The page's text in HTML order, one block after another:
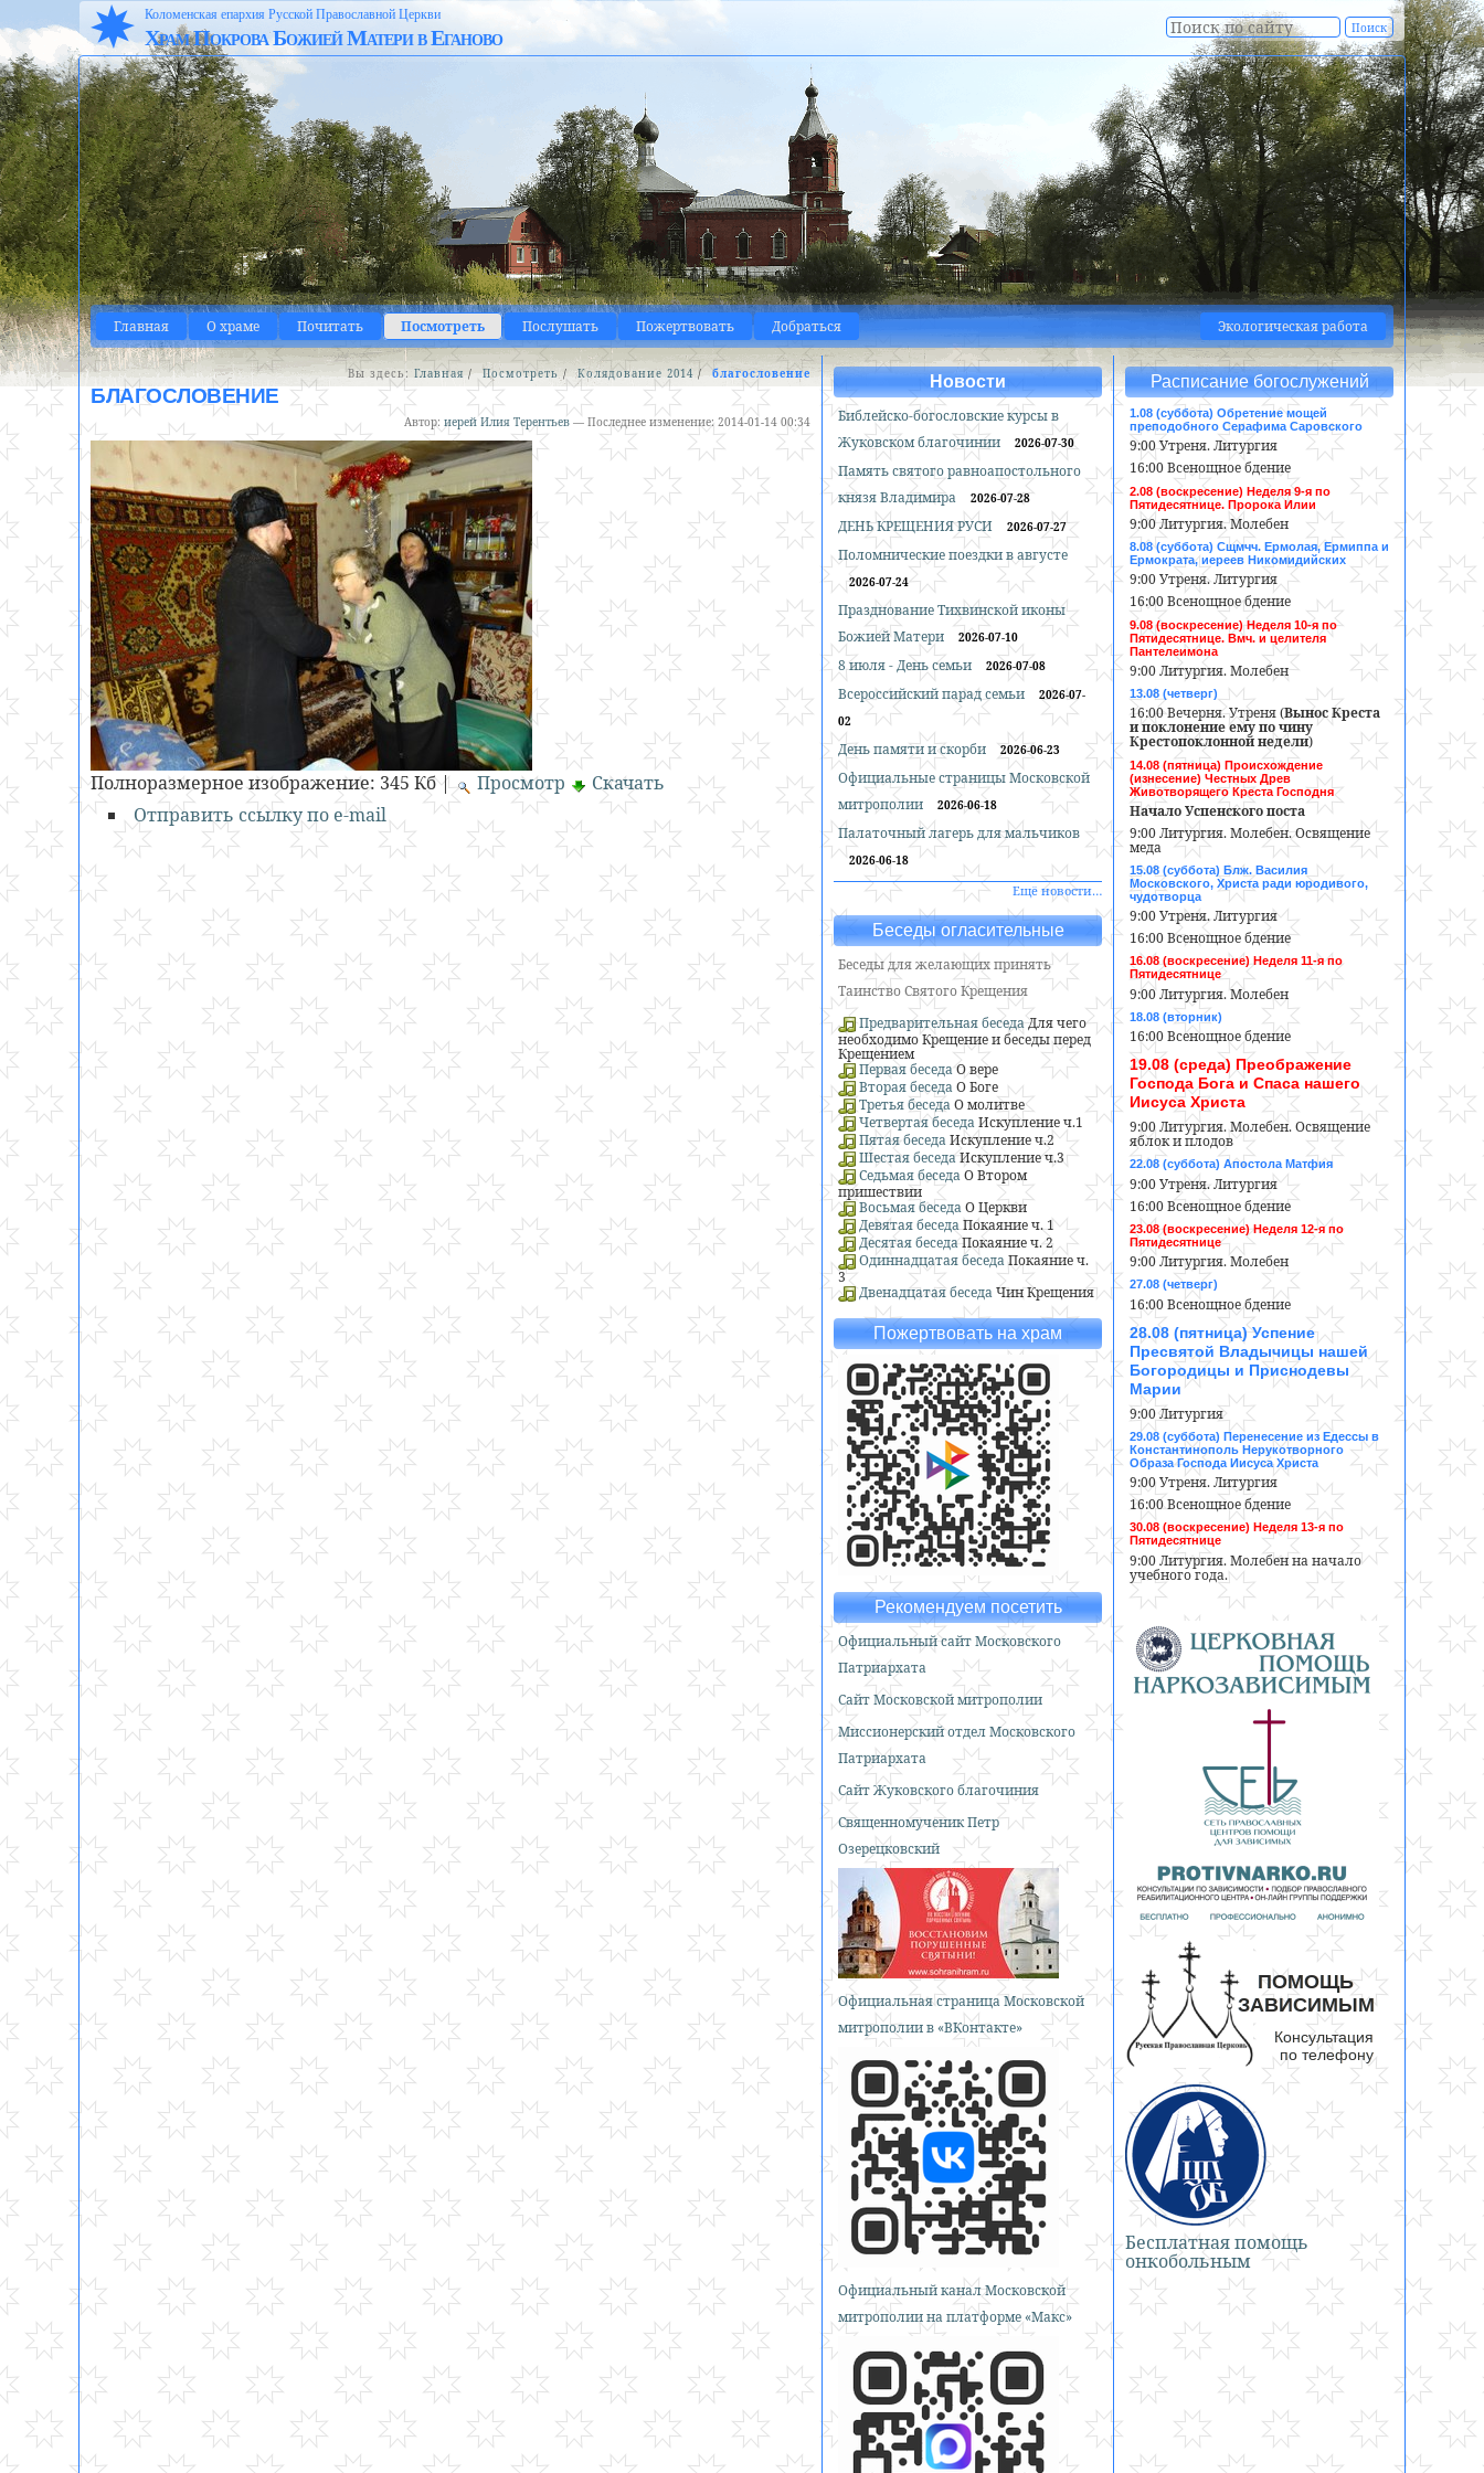
Коломенская епархия Русской Православной Церкви
Храм Покрова Божией Матери в Еганово
Главная О храме Почитать Посмотреть Послушать Пожертвовать Добраться Экологическая работа
Вы здесь: Главная / Посмотреть /Колядование 2014 /благословение
БЛАГОСЛОВЕНИЕ
Автор: иерей Илия Терентьев — Последнее изменение: 2014-01-14 00:34
Полноразмерное изображение: 345 Кб| Просмотр
Скачать
Отправить ссылку по e-mail
Новости
Библейско-богословские курсы в
Жуковском благочинии
2026-07-30
Память святого равноапостольного
князя Владимира
2026-07-28
ДЕНЬ КРЕЩЕНИЯ РУСИ 2026-07-27
Поломнические поездки в августе
2026-07-24
Празднование Тихвинской иконы
Божией Матери
2026-07-10
8 июля - День семьи 2026-07-08
Всероссийский парад семьи
2026-07-
02
День памяти и скорби 2026-06-23
Официальные страницы Московской
митрополии
2026-06-18
Палаточный лагерь для мальчиков
2026-06-18
Ещё новости…
Беседы огласительные
Беседы для желающих принять
Таинство Святого Крещения
Предварительная беседаДля чего
необходимо Крещение и беседы перед
Крещением
Первая беседа О вере
Вторая беседа О Боге
Третья беседа О молитве
Четвертая беседа Искупление ч.1
Пятая беседа Искупление ч.2
Шестая беседаИскупление ч.3
Седьмая беседа О Втором
пришествии
Восьмая беседа О Церкви
Девятая беседаПокаяние ч. 1
Десятая беседаПокаяние ч. 2
Одиннадцатая беседа Покаяние ч.
3
Двенадцатая беседа Чин Крещения
Пожертвовать на храм
Рекомендуем посетить
Официальный сайт Московского
Патриархата
Сайт Московской митрополии
Миссионерский отдел Московского
Патриархата
Сайт Жуковского благочиния
Священномученик Петр
Озерецковский
Официальная страница Московской
митрополии в «ВКонтакте»
Официальный канал Московской
митрополии на платформе «Макс»
Расписание богослужений
1.08 (суббота) Обретение мощей
преподобного Серафима Саровского
9:00 Утреня. Литургия
16:00 Всенощное бдение
2.08 (воскресение) Неделя 9-я по
Пятидесятнице. Пророка Илии
9:00 Литургия. Молебен
8.08 (суббота) Сщмчч. Ермолая, Ермиппа и
Ермократа, иереев Никомидийских
9:00 Утреня. Литургия
16:00 Всенощное бдение
9.08 (воскресение) Неделя 10-я по
Пятидесятнице. Вмч. и целителя
Пантелеимона
9:00 Литургия. Молебен
13.08 (четверг)
16:00 Вечерня. Утреня (Вынос Креста
и поклонение ему по чину
Крестопоклонной недели)
14.08 (пятница) Происхождение
(изнесение) Честных Древ
Животворящего Креста Господня
Начало Успенского поста
9:00 Литургия. Молебен. Освящение
меда
15.08 (суббота) Блж. Василия
Московского, Христа ради юродивого,
чудотворца
9:00 Утреня. Литургия
16:00 Всенощное бдение
16.08 (воскресение) Неделя 11-я по
Пятидесятнице
9:00 Литургия. Молебен
18.08 (вторник)
16:00 Всенощное бдение
19.08 (среда) Преображение
Господа Бога и Спаса нашего
Иисуса Христа
9:00 Литургия. Молебен. Освящение
яблок и плодов
22.08 (суббота) Апостола Матфия
9:00 Утреня. Литургия
16:00 Всенощное бдение
23.08 (воскресение) Неделя 12-я по
Пятидесятнице
9:00 Литургия. Молебен
27.08 (четверг)
16:00 Всенощное бдение
28.08 (пятница) Успение
Пресвятой Владычицы нашей
Богородицы и Приснодевы
Марии
9:00 Литургия
29.08 (суббота) Перенесение из Едессы в
Константинополь Нерукотворного
Образа Господа Иисуса Христа
9:00 Утреня. Литургия
16:00 Всенощное бдение
30.08 (воскресение) Неделя 13-я по
Пятидесятнице
9:00 Литургия. Молебен на начало
учебного года.
Бесплатная помощь
онкобольным